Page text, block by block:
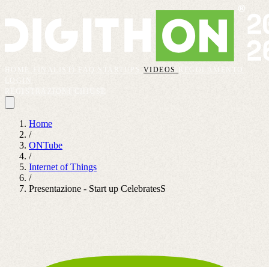
VIDEOS
REGOLAMENTO
Home
/
ONTube
/
Internet of Things
/
Presentazione - Start up CelebratesS